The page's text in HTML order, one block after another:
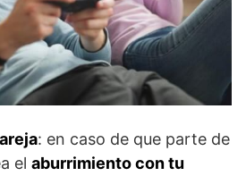
: en caso de que parte de
el aburrimiento con tu